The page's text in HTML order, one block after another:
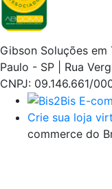
Gibson Soluções
Paulo - SP | Rua
CNPJ: 09.146.661/
Crie sua loja
commerce do